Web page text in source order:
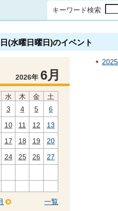
キーワード検索
(水曜日曜日)のイベント
2026年 6月
水 木 金
土
3 4 5
6
10 11 12
13
17 18 19
20
24 25 26
27
一覧